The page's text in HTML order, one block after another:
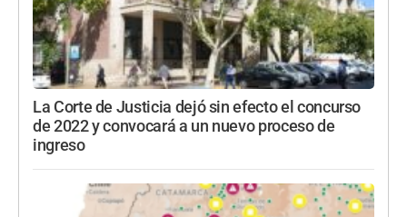
La Corte de Justicia dejó sin efecto el concurso
de 2022 y convocará a un nuevo proceso de
ingreso